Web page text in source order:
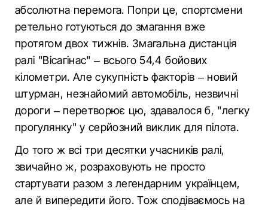
абсолютна перемога. Попри це, спортсмени
ретельно готуються до змагання вже
протягом двох тижнів. Змагальна дистанція
ралі "Вісагінас" – всього 54,4 бойових
кілометри. Але сукупність факторів – новий
штурман, незнайомий автомобіль, незвичні
дороги – перетворює цю, здавалося б, "легку
прогулянку" у серйозний виклик для пілота.
До того ж всі три десятки учасників ралі,
звичайно ж, розраховують не просто
стартувати разом з легендарним українцем,
але й випередити його. Тож сподіваємось на